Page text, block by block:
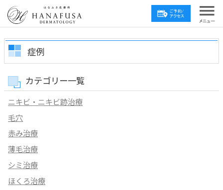
症例
カテゴリー一覧
ニキビ・ニキビ跡治療
毛穴
赤み治療
薄毛治療
シミ治療
ほくろ治療